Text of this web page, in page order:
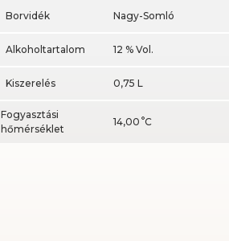
Borvidék Nagy-Somló
Alkoholtartalom 12 % Vol.
Kiszerelés 0,75 L
Fogyasztási
hőmérséklet
14,00 C